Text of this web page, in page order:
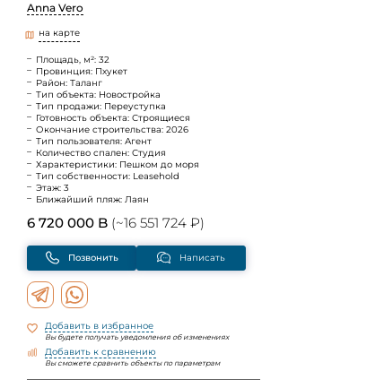
Anna Vero
на карте
Площадь, м²: 32
Провинция: Пхукет
Район: Таланг
Тип объекта: Новостройка
Тип продажи: Переуступка
Готовность объекта: Строящиеся
Окончание строительства: 2026
Тип пользователя: Агент
Количество спален: Студия
Характеристики: Пешком до моря
Тип собственности: Leasehold
Этаж: 3
Ближайший пляж: Лаян
6 720 000 B (~16 551 724 ₽)
Позвонить Написать
Добавить в избранное
Вы будете получать уведомления об изменениях
Добавить к сравнению
Вы сможете сравнить объекты по параметрам